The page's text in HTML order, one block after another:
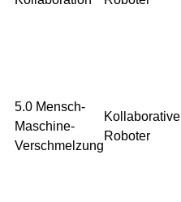
5.0 Mensch-
Maschine-
Verschmelzung
Kollaborative
Roboter